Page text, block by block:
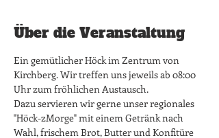
Über die Veranstaltung
Ein gemütlicher Höck im Zentrum von
Kirchberg. Wir treffen uns jeweils ab 08:00
Uhr zum fröhlichen Austausch.
Dazu servieren wir gerne unser regionales
"Höck-zMorge" mit einem Getränk nach
Wahl, frischem Brot, Butter und Konfitüre